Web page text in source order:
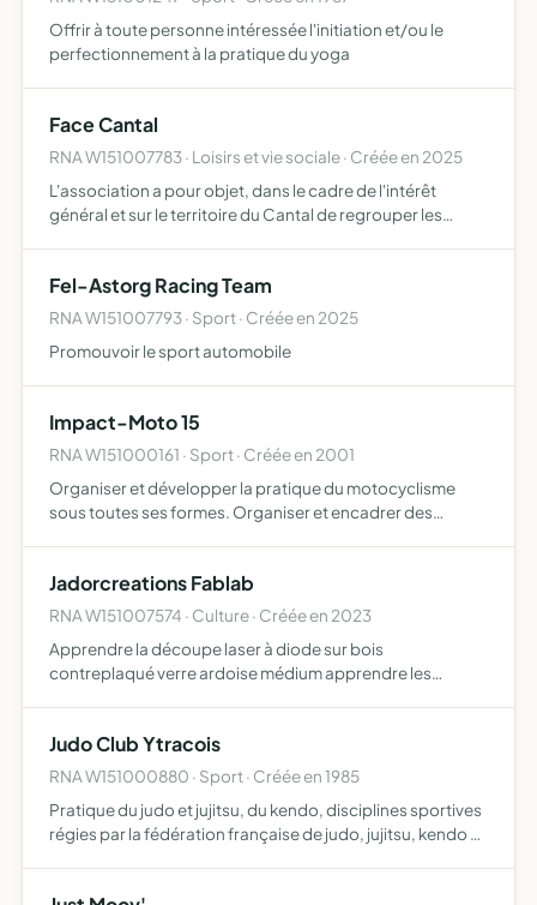
Offrir à toute personne intéressée l'initiation et/ou le
perfectionnement à la pratique du yoga
Face Cantal
RNA W151007783 · Loisirs et vie sociale · Créée en 2025
L'association a pour objet, dans le cadre de l'intérêt
général et sur le territoire du Cantal de regrouper les
discrimina…
Fel-Astorg Racing Team
RNA W151007793 · Sport · Créée en 2025
Promouvoir le sport automobile
Impact-Moto 15
RNA W151000161 · Sport · Créée en 2001
Organiser et développer la pratique du motocyclisme
sous toutes ses formes. Organiser et encadrer des
coordonne…
Jadorcreations Fablab
RNA W151007574 · Culture · Créée en 2023
Apprendre la découpe laser à diode sur bois
contreplaqué verre ardoise médium apprendre les
les différents l…
Judo Club Ytracois
RNA W151000880 · Sport · Créée en 1985
Pratique du judo et jujitsu, du kendo, disciplines sportives
régies par la fédération française de judo, jujitsu, kendo et